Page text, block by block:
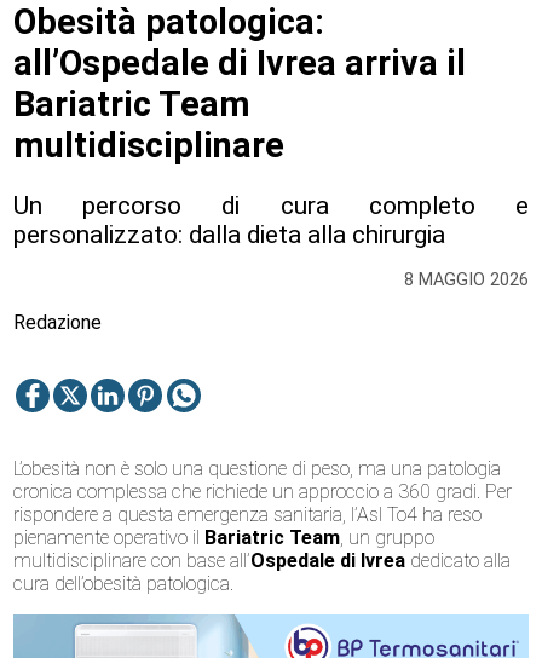
8 MAGGIO 2026
Obesità patologica:
all’Ospedale di Ivrea arriva il
Bariatric Team
multidisciplinare
Un percorso di cura completo e
personalizzato: dalla dieta alla chirurgia
Redazione
L’obesità non è solo una questione di peso, ma una patologia
cronica complessa che richiede un approccio a 360 gradi. Per
rispondere a questa emergenza sanitaria, l’Asl To4 ha reso
pienamente operativo il Bariatric Team , un gruppo
multidisciplinare con base all’Ospedale di Ivrea dedicato alla
cura dell’obesità patologica.